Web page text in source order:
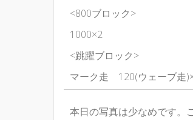
<800ブロック>
1000×2
<跳躍ブロック>
マーク走 120(ウェーブ走
本日の写真は少なめです。